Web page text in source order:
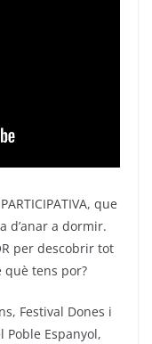
que
d’anar a dormir.
per descobrir tot
tens por?
Festival Dones i
Poble Espanyol,